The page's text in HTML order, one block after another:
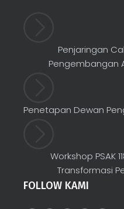
Penjaringan
Pengembangan
Penetapan Dewan
Workshop PSAK
Transformasi
FOLLOW KAMI